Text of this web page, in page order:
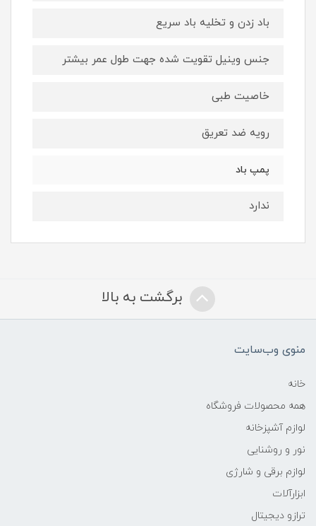
باد زدن و تخلیه باد سریع
جنس وینیل تقویت شده جهت طول عمر بیشتر
خاصیت طبی
رویه ضد تعریق
پمپ باد
ندارد
برگشت به بالا
منوی وب‌سایت
خانه
همه محصولات فروشگاه
لوازم آشپزخانه
نور و روشنایی
لوازم برقی و شارژی
ابزارآلات
ترازو دیجیتال